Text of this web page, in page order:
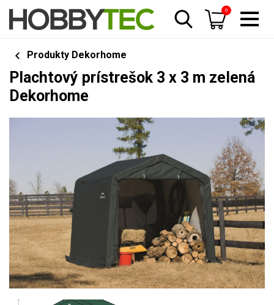
0
Produkty Dekorhome
Plachtový prístrešok 3 x 3 m zelená
Dekorhome